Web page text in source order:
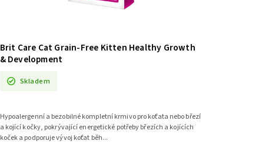
Brit Care Cat Grain-Free Kitten Healthy Growth
& Development
Skladem
Hypoalergenní a bezobilné kompletní krmivo pro koťata nebo březí
a kojící kočky, pokrývající energetické potřeby březích a kojících
koček a podporuje vývoj koťat běh...